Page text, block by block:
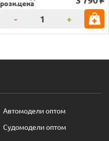
розн.цена
- +
Автомодели оптом
Судомодели оптом